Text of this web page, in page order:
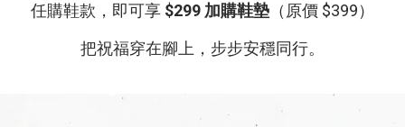
任購鞋款，即可享 $299 加購鞋墊 （原價 $399）
把祝福穿在腳上，步步安穩同行。